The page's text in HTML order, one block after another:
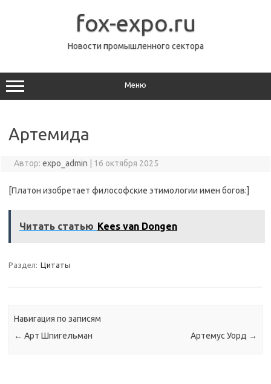
fox-expo.ru
Новости промышленного сектора
Меню
Артемида
Автор: expo_admin 16 октября 2025
[Платон изобретает философские этимологии имен богов:]
Читать статью Kees van Dongen
Раздел: Цитаты
Навигация по записям
← Арт Шпигельман Артемус Уорд →